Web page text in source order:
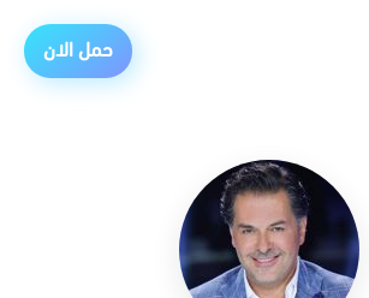
حمل الان